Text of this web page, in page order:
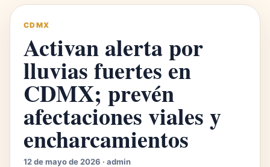
CDMX
Activan alerta por
lluvias fuertes en
CDMX; prevén
afectaciones viales y
encharcamientos
12 de mayo de 2026 · admin